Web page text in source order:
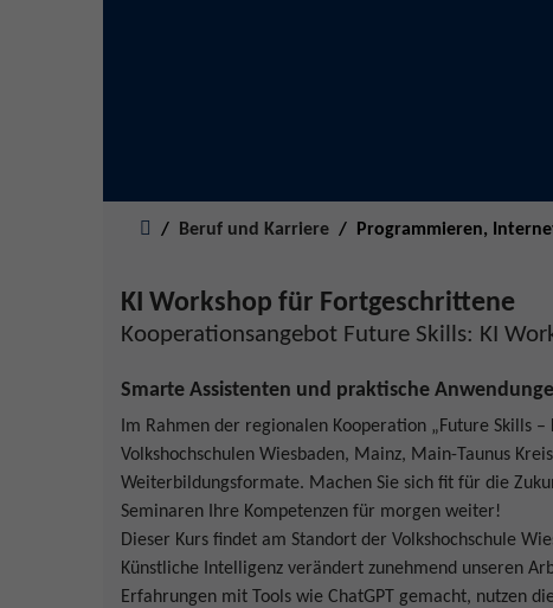
Beruf und Karriere
Programmieren,
KI Workshop für Fortgeschrittene
Kooperationsangebot Future Skills: KI
Smarte Assistenten und praktische
Im Rahmen der regionalen Kooperation „Future Skills
Volkshochschulen Wiesbaden, Mainz, Main-Taunus
Weiterbildungsformate. Machen Sie sich fit für die
Seminaren Ihre Kompetenzen für morgen weiter!
Dieser Kurs findet am Standort der Volkshochschule
Künstliche Intelligenz verändert zunehmend unseren
Erfahrungen mit Tools wie ChatGPT gemacht, nutzen